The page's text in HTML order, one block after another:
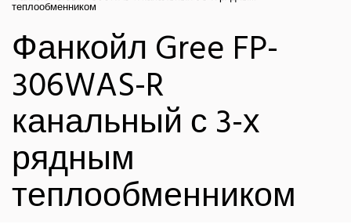
теплообменником
Фанкойл Gree FP-
306WAS-R
канальный с 3-х
рядным
теплообменником